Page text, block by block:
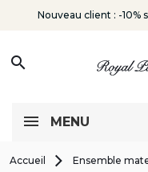
Nouveau client : -10%
search
MENU
Accueil Ensemble